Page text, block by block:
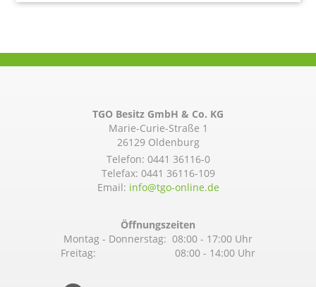
TGO Besitz GmbH & Co. KG
Marie-Curie-Straße 1
26129 Oldenburg
Telefon: 0441 36116-0
Telefax: 0441 36116-109
Email: info@­tgo-online.de
Öffnungszeiten
Montag - Donnerstag: 08:00 - 17:00 Uhr
Freitag: 08:00 - 14:00 Uhr